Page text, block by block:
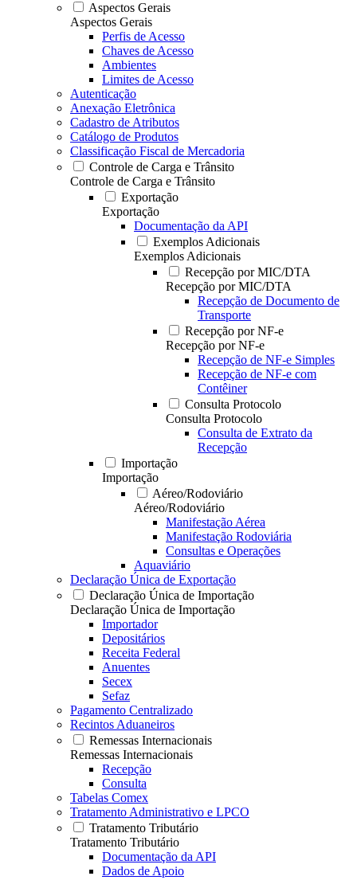
Aspectos Gerais
Aspectos Gerais
Perfis de Acesso
Chaves de Acesso
Ambientes
Limites de Acesso
Autenticação
Anexação Eletrônica
Cadastro de Atributos
Catálogo de Produtos
Classificação Fiscal de Mercadoria
Controle de Carga e Trânsito
Controle de Carga e Trânsito
Exportação
Exportação
Documentação da API
Exemplos Adicionais
Exemplos Adicionais
Recepção por MIC/DTA
Recepção por MIC/DTA
Recepção de Documento de
Transporte
Recepção por NF-e
Recepção por NF-e
Recepção de NF-e Simples
Recepção de NF-e com
Contêiner
Consulta Protocolo
Consulta Protocolo
Consulta de Extrato da
Recepção
Importação
Importação
Aéreo/Rodoviário
Aéreo/Rodoviário
Manifestação Aérea
Manifestação Rodoviária
Consultas e Operações
Aquaviário
Declaração Única de Exportação
Declaração Única de Importação
Declaração Única de Importação
Importador
Depositários
Receita Federal
Anuentes
Secex
Sefaz
Pagamento Centralizado
Recintos Aduaneiros
Remessas Internacionais
Remessas Internacionais
Recepção
Consulta
Tabelas Comex
Tratamento Administrativo e LPCO
Tratamento Tributário
Tratamento Tributário
Documentação da API
Dados de Apoio